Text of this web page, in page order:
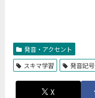
発音・アクセント
スキマ学習
発音記号
X